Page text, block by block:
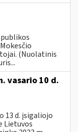
(Nuolatinis
vasario 10 d.
13 d. įsigaliojo
Lietuvos